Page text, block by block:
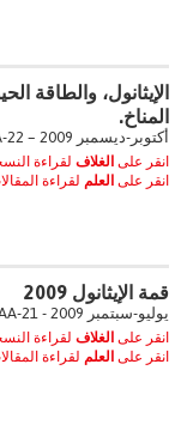
الإيثانول، والطاقة
المناخ.
أكتوبر-ديسمبر 2009 – Op-AA-22
انقر على الغلاف لقراءة
انقر على العلم لقراءة
قمة الإيثانول 2009
يوليو-سبتمبر 2009 - Op-AA-21
انقر على الغلاف لقراءة
انقر على العلم لقراءة